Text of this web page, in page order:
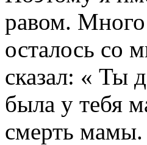
равом. Много
осталось со
сказал: « Ты
была у тебя
смерть мамы.